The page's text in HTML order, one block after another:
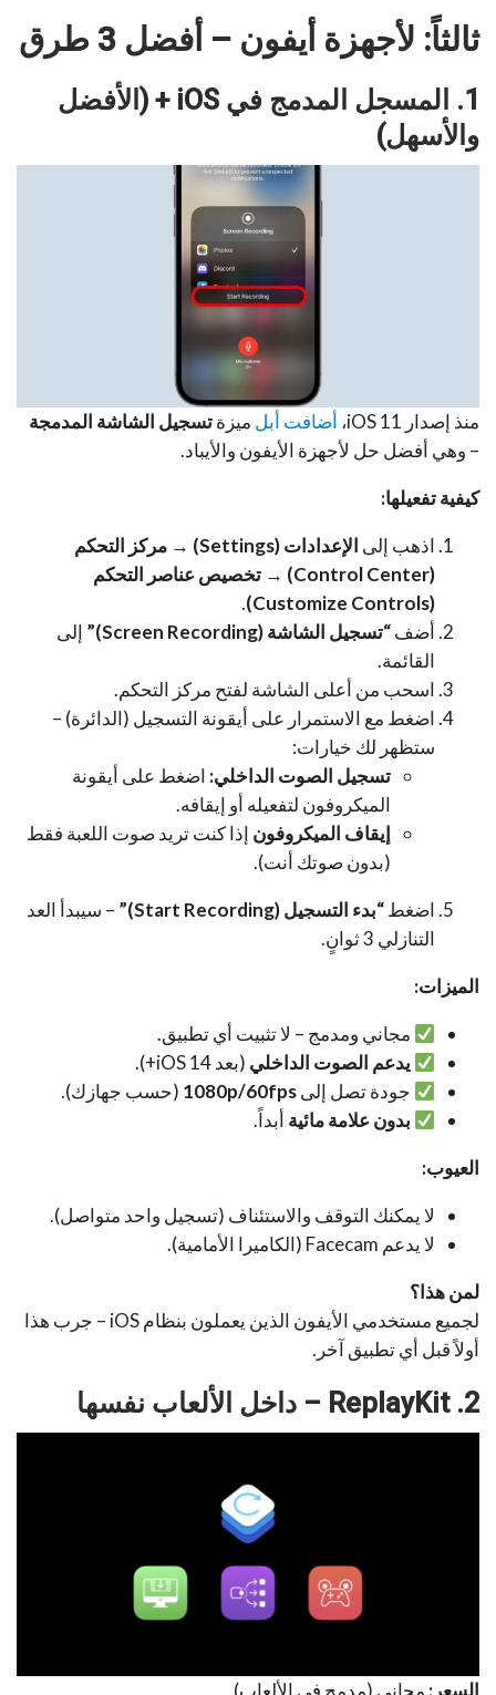
ثالثاً: لأجهزة أيفون – أفضل 3 طرق
1. المسجل المدمج في iOS + (الأفضل
والأسهل)
منذ إصدار iOS 11، أضافت أبل ميزةتسجيل الشاشة المدمجة
– وهي أفضل حل لأجهزة الأيفون والأيباد.
كيفية تفعيلها:
اذهب إلى
الإعدادات (Settings) → مركز التحكم
(Control Center) → تخصيص عناصر التحكم
(Customize Controls)
.
أضف“تسجيل الشاشة (Screen Recording)”
إلى
القائمة.
اسحب من أعلى الشاشة لفتح مركز التحكم.
اضغط مع الاستمرار على أيقونة التسجيل (الدائرة) –
ستظهر لك خيارات:
تسجيل الصوت الداخلي: اضغط على أيقونة
الميكروفون لتفعيله أو إيقافه.
إيقاف الميكروفون إذا كنت تريد صوت اللعبة فقط
(بدون صوتك أنت).
اضغط“بدء التسجيل (Start Recording)”
– سيبدأ العد
التنازلي 3 ثوانٍ.
الميزات:
مجاني ومدمج – لا تثبيت أي تطبيق.
يدعم الصوت الداخلي (بعد iOS 14+).
جودة تصل إلى1080p/60fps (حسب جهازك).
بدون علامة مائية أبداً.
العيوب:
لا يمكنك التوقف والاستئناف (تسجيل واحد متواصل).
لا يدعم Facecam (الكاميرا الأمامية).
لمن هذا؟
لجميع مستخدمي الأيفون الذين يعملون بنظام iOS – جرب هذا
أولاً قبل أي تطبيق آخر.
2. ReplayKit – داخل الألعاب نفسها
السعر: مجاني (مدمج في الألعاب)